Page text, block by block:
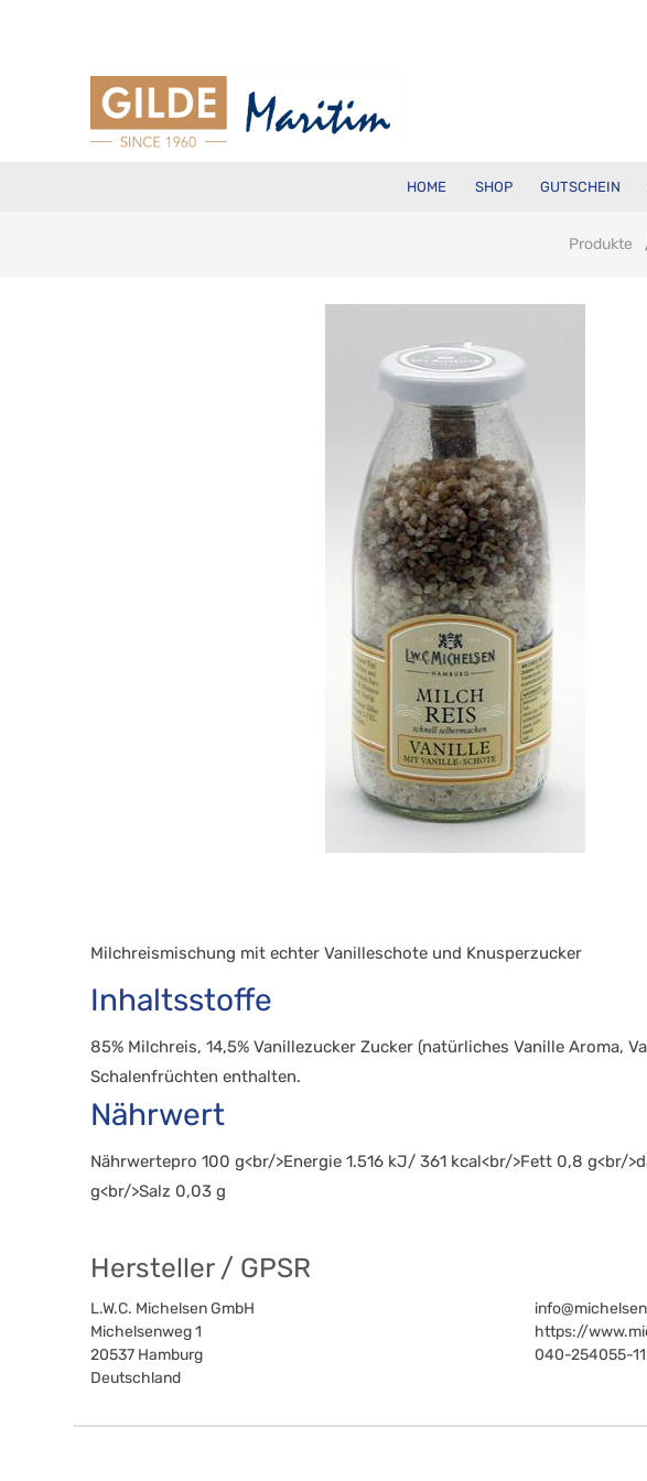
HOME SHOP GUTSCHEIN
Produkte
Milchreismischung mit echter Vanilleschote und Knusperzucker
Inhaltsstoffe
85% Milchreis, 14,5% Vanillezucker Zucker (natürliches Vanille Aroma,
Schalenfrüchten enthalten.
Nährwert
Nährwertepro 100 g<br/>Energie 1.516 kJ/ 361 kcal<br/>Fett 0,8 g<br/
g<br/>Salz 0,03 g
Hersteller / GPSR
L.W.C. Michelsen GmbH
Michelsenweg 1
20537 Hamburg
Deutschland
https://
040-254055-11